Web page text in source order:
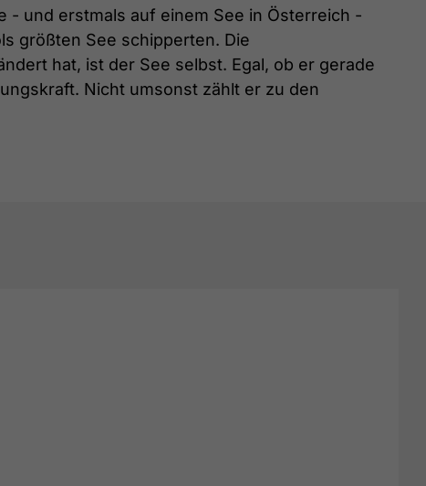
- und erstmals auf einem See in Österreich -
größten See schipperten. Die
hat, ist der See selbst. Egal, ob er gerade
Nicht umsonst zählt er zu den